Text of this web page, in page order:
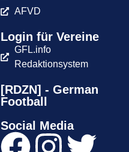
AFVD
Login für Vereine
GFL.info
Redaktionsystem
[RDZN] - German
Football
Social Media